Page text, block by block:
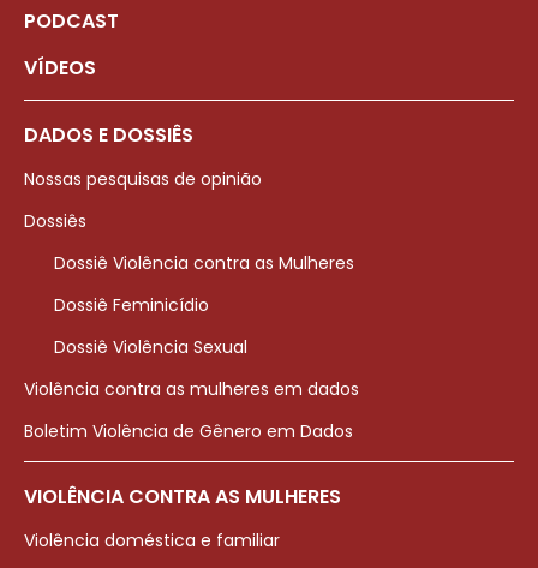
PODCAST
VÍDEOS
DADOS E DOSSIÊS
Nossas pesquisas de opinião
Dossiês
Dossiê Violência contra as Mulheres
Dossiê Feminicídio
Dossiê Violência Sexual
Violência contra as mulheres em dados
Boletim Violência de Gênero em Dados
VIOLÊNCIA CONTRA AS MULHERES
Violência doméstica e familiar